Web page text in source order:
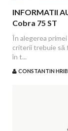
INFORMATII
Cobra 75 ST
În alegerea
criterii trebuie să
în t...
CONSTANTIN